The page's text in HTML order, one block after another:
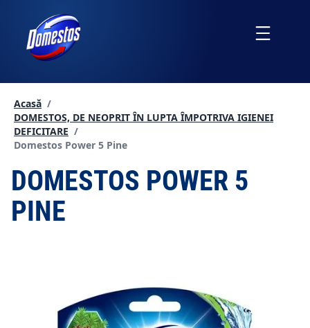
conținut
Acasă /
DOMESTOS, DE NEOPRIT ÎN LUPTA ÎMPOTRIVA IGIENEI
DEFICITARE /
Current page:
Domestos Power 5 Pine
DOMESTOS POWER 5
PINE